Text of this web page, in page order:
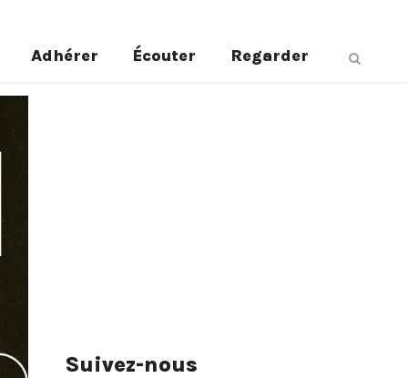
Adhérer Écouter Regarder
Suivez-nous